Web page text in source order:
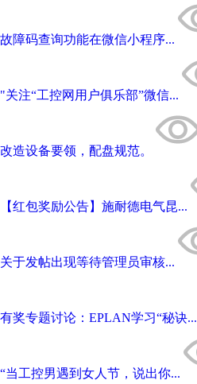
故障码查询功能在微信小程序...
"关注“工控网用户俱乐部”微信...
改造设备要领，配盘规范。
【红包奖励公告】施耐德电气昆...
关于发帖出现等待管理员审核...
有奖专题讨论：EPLAN学习“秘诀...
“当工控男遇到女人节，说出你...